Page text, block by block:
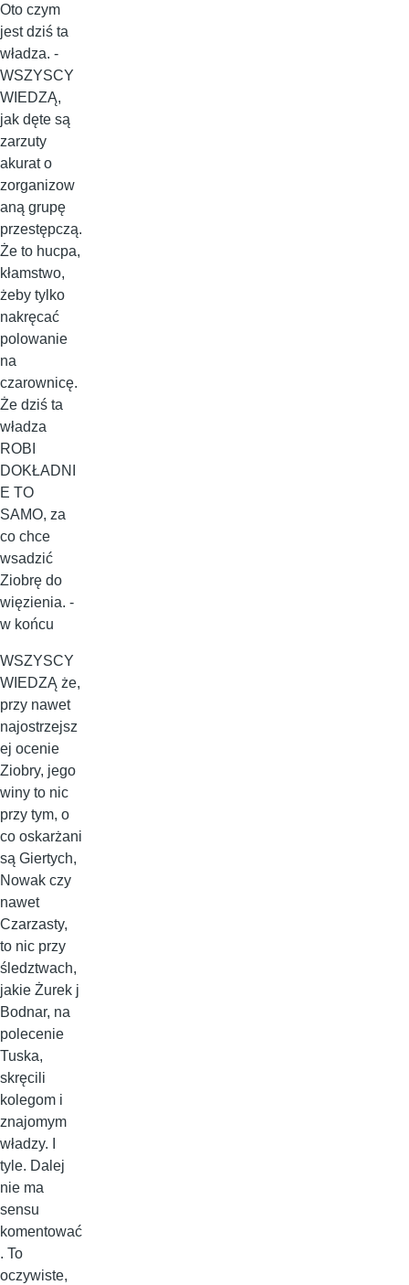
Oto czym
jest dziś ta
władza. -
WSZYSCY
WIEDZĄ,
jak dęte są
zarzuty
akurat o
zorganizow
aną grupę
przestępczą.
Że to hucpa,
kłamstwo,
żeby tylko
nakręcać
polowanie
na
czarownicę.
Że dziś ta
władza
ROBI
DOKŁADNI
E TO
SAMO, za
co chce
wsadzić
Ziobrę do
więzienia. -
w końcu
WSZYSCY
WIEDZĄ że,
przy nawet
najostrzejsz
ej ocenie
Ziobry, jego
winy to nic
przy tym, o
co oskarżani
są Giertych,
Nowak czy
nawet
Czarzasty,
to nic przy
śledztwach,
jakie Żurek j
Bodnar, na
polecenie
Tuska,
skręcili
kolegom i
znajomym
władzy. I
tyle. Dalej
nie ma
sensu
komentować
. To
oczywiste,